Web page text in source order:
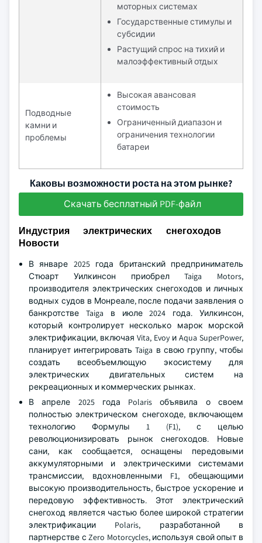
моторных системах
Государственные стимулы и
субсидии
Растущий спрос на тихий и
малоэффективный отдых
Подводные
камни и
проблемы
Высокая авансовая
стоимость
Ограниченный диапазон и
ограничения технологии
батареи
Каковы возможности роста на этом рынке?
Скачать бесплатный PDF-файл
Индустрия электрических снегоходов
Новости
В январе 2025 года британский предприниматель
Стюарт Уилкинсон приобрел Taiga Motors,
производителя электрических снегоходов и личных
водных судов в Монреале, после подачи заявления о
банкротстве Taiga в июле 2024 года. Уилкинсон,
который контролирует несколько марок морской
электрификации, включая Vita, Evoy и Aqua SuperPower,
планирует интегрировать Taiga в свою группу, чтобы
создать всеобъемлющую экосистему для
электрических двигательных систем на
рекреационных и коммерческих рынках.
В апреле 2025 года Polaris объявила о своем
полностью электрическом снегоходе, включающем
технологию Формулы 1 (F1), с целью
революционизировать рынок снегоходов. Новые
сани, как сообщается, оснащены передовыми
аккумуляторными и электрическими системами
трансмиссии, вдохновленными F1, обещающими
высокую производительность, быстрое ускорение и
передовую эффективность. Этот электрический
снегоход является частью более широкой стратегии
электрификации Polaris, разработанной в
партнерстве с Zero Motorcycles, используя свой опыт в